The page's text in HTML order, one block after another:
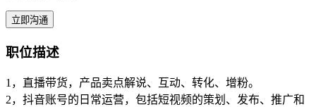
立即沟通
职位描述
1，直播带货，产品卖点解说、互动、转化、增粉。
2，抖音账号的日常运营，包括短视频的策划、发布、推广和